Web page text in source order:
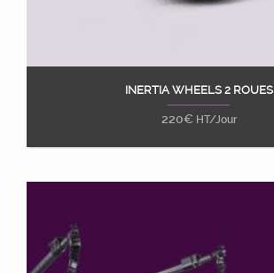
Ajouter au panier
INERTIA WHEELS 2 ROUES
220€ HT/Jour